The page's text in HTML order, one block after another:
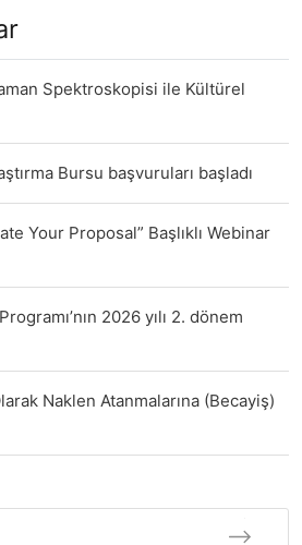
Spektroskopisi ile Kültürel
Bursu başvuruları başladı
Your Proposal” Başlıklı Webinar
2026 yılı 2. dönem
Naklen Atanmalarına (Becayiş)